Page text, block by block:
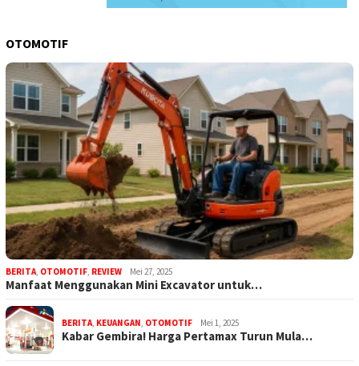
OTOMOTIF
BERITA, OTOMOTIF, REVIEW Mei 27, 2025
Manfaat Menggunakan Mini Excavator untuk…
BERITA, KEUANGAN, OTOMOTIF Mei 1, 2025
Kabar Gembira! Harga Pertamax Turun Mula…